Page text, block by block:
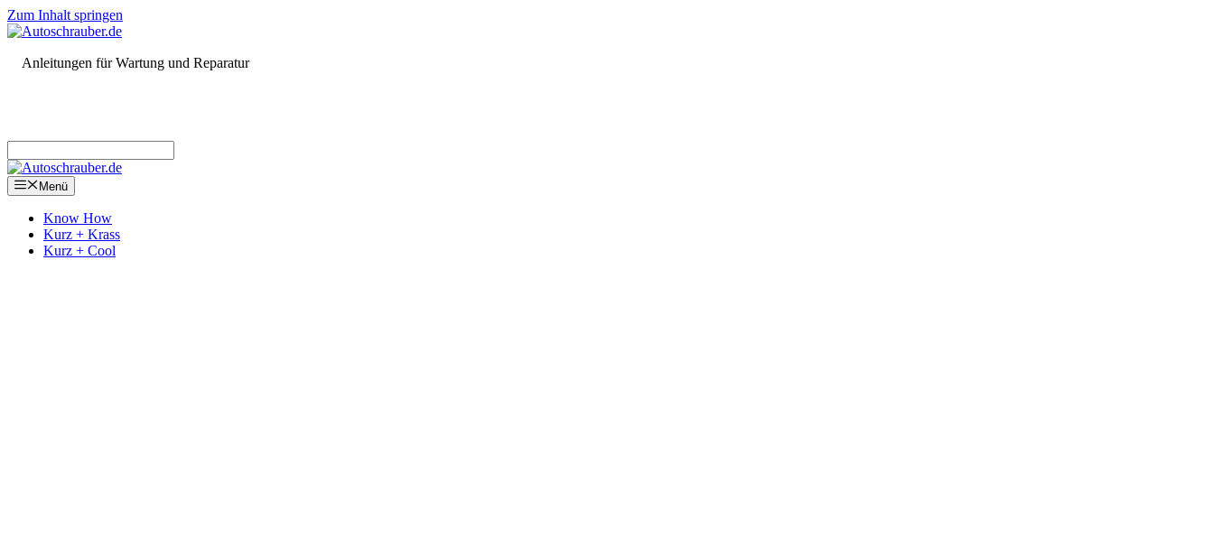
Zum Inhalt springen
Anleitungen für Wartung und Reparatur
Menü
Know How
Kurz + Krass
Kurz + Cool